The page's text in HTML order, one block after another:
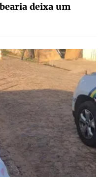
deixa um